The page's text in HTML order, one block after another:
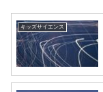
キッズサイエンス